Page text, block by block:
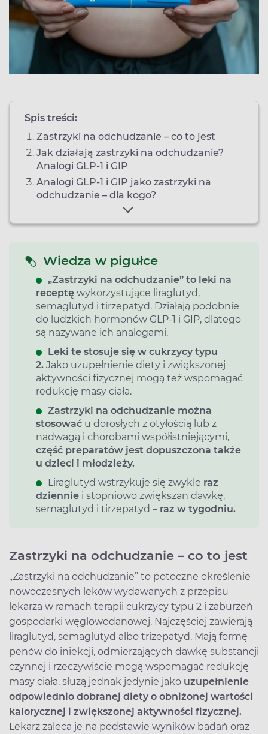
Spis treści:
Zastrzyki na odchudzanie – co to jest
Jak działają zastrzyki na odchudzanie?
Analogi GLP‑1 i GIP
Analogi GLP-1 i GIP jako zastrzyki na
odchudzanie – dla kogo?
Wiedza w pigułce
„Zastrzyki na odchudzanie” to leki na
receptę wykorzystujące liraglutyd,
semaglutyd i tirzepatyd. Działają podobnie
do ludzkich hormonów GLP-1 i GIP, dlatego
są nazywane ich analogami.
Leki te stosuje się w cukrzycy typu
2. Jako uzupełnienie diety i zwiększonej
aktywności fizycznej mogą też wspomagać
redukcję masy ciała.
Zastrzyki na odchudzanie można
stosować u dorosłych z otyłością lub z
nadwagą i chorobami współistniejącymi,​
część preparatów jest dopuszczona także
u dzieci i młodzieży.​
Liraglutyd wstrzykuje się zwykle raz
dziennie i stopniowo zwiększan dawkę,
semaglutyd i tirzepatyd – raz w tygodniu.​
Zastrzyki na odchudzanie – co to jest
„Zastrzyki na odchudzanie” to potoczne określenie
nowoczesnych leków wydawanych z przepisu
lekarza w ramach terapii cukrzycy typu 2 i zaburzeń
gospodarki węglowodanowej. Najczęściej zawierają
liraglutyd, semaglutyd albo trizepatyd. Mają formę
penów do iniekcji, odmierzających dawkę substancji
czynnej i rzeczywiście mogą wspomagać redukcję
masy ciała, służą jednak jedynie jako uzupełnienie
odpowiednio dobranej diety o obniżonej wartości
kalorycznej i zwiększonej aktywności fizycznej.
Lekarz zaleca je na podstawie wyników badań oraz